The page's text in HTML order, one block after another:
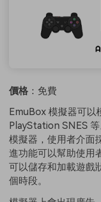
價格 ：免費
EmuBox 模擬器可以
PlayStation SNES
模擬器，使用者介面
進功能可以幫助使用
可以儲存和加載遊戲
個時段。